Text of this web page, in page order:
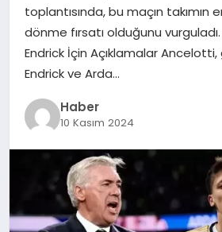
toplantısında, bu maçın takımın
dönme fırsatı olduğunu
Endrick İçin Açıklamalar
Endrick ve Arda…
Haber
10 Kasım 2024